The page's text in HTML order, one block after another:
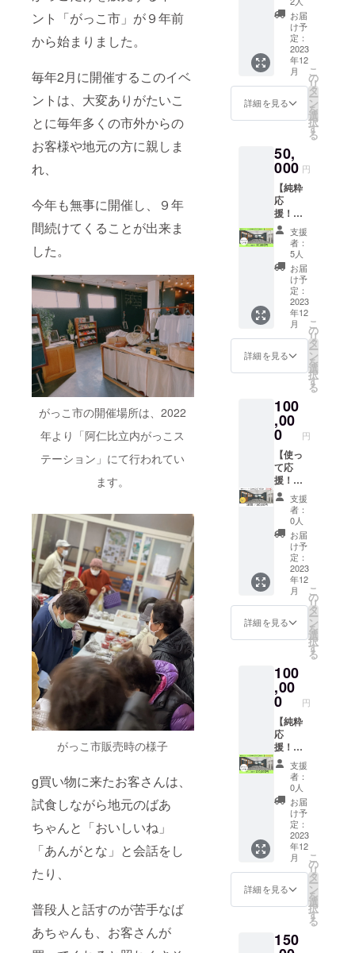
ント「がっこ市」が９年前
から始まりました。
毎年2月に開催するこのイベ
ントは、大変ありがたいこ
とに毎年多くの市外からの
お客様や地元の方に親しま
れ、
今年も無事に開催し、９年
間続けてくることが出来ま
した。
がっこ市の開催場所は、2022
年より「阿仁比立内がっこス
テーション」にて行われてい
ます。
がっこ市販売時の様子
g買い物に来たお客さんは、
試食しながら地元のばあ
ちゃんと「おいしいね」
「あんがとな」と会話をし
たり、
普段人と話すのが苦手なば
あちゃんも、お客さんが
望され
るお名
前をご
記入く
ださ
い。
は、安
全確保
のため
当ス
タッフ
も施設
内に常
駐させ
有効期
限
2024年
3月31日
まで
ト開催
に関し
まし
て、イ
ベント
内容を
事前に
把握さ
のご利
用とな
りま
す。 ※
貸切時
は、安
全確保
のため
当ス
タッフ
も施設
内に常
駐させ
ていた
だきま
す。 ※
有効期
3月31日
まで
＋
GST8h
利用券
・一人
で贅沢
に貸し
切って
仕事を
しても
OK! ・
とイベ
ントを
開催し
ても
OK！
※Free
wifi完備
※イベン
ト開催
に関し
まし
て、イ
ベント
内容を
事前に
把握さ
せてい
用とな
りま
す。 ※
貸切時
は、安
全確保
のため
当ス
タッフ
も施設
内に常
駐させ
ていた
だきま
す。 ※
有効期
限
2024年
3月31日
お届
け予
定：
2023
年12
月
詳細を見る
こ
の
リ
タ
ー
ン
を
選
択
す
る
50,
000 円
【純粋
応
援！】
感謝の
メッ
セージ
＋Sサイ
ズのお
名前掲
示【１
年間】
お好き
なネー
ミング
で10文
字以内
期間
2023年
12月ご
ろ〜
2024年
12月ご
ろまで
2.掲
載方法
ガッ
コス
テー
ション
内に、
ご支援
者様の
お名前
もしく
は好き
なお言
意で掲
示させ
ていた
だきま
す。
文字の
み掲
載。
Sサイズ
＝３
cm×８
cm程度
Mサ
イズ＝
６cm×
１６cm
程度
Lサイズ
＝９
cm×２
度 ※
支援
支援
者：
5人
お届
け予
定：
2023
年12
月
詳細を見る
こ
の
リ
タ
ー
ン
を
選
択
す
る
100
,00
0 円
【使っ
て応
援！】
【法人
様】感
謝の
メッ
セージ
GST8h
貸し切
り利用
券 企業
研修や
ワー
ケー
場所と
しての
活用に
オスス
メで
す！
※Free
wifi完備
※イベン
ト開催
に関し
まし
て、イ
ベント
内容を
事前に
把握さ
せてい
ただい
た上で
用とな
りま
支援
者：
0人
お届
け予
定：
2023
年12
月
詳細を見る
こ
の
リ
タ
ー
ン
を
選
択
す
る
100
,00
0 円
【純粋
応
援！】
感謝の
メッ
セージ
＋Sサイ
ズのお
名前掲
示【１
年間】
お好き
なネー
ミング
で10文
字以内
期間
2023年
支援
者：
0人
お届
け予
定：
2023
年12
月
詳細を見る
こ
の
リ
タ
ー
ン
を
選
択
す
る
150